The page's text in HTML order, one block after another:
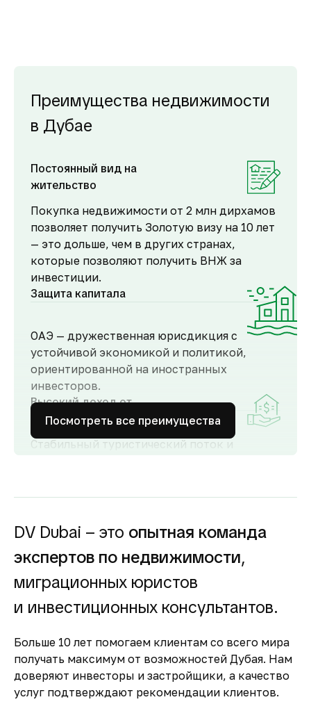
Преимущества недвижимости
в Дубае
Постоянный вид на
жительство
Покупка недвижимости от 2 млн дирхамов
позволяет получить Золотую визу на 10 лет
— это дольше, чем в других странах,
которые позволяют получить ВНЖ за
инвестиции.
Защита капитала
ОАЭ — дружественная юрисдикция с
устойчивой экономикой и политикой,
ориентированной на иностранных
инвесторов.
Высокий доход от
аренды
Стабильный туристический поток и
доходность для инвесторов как от
аренды.
строящуюся
недвижимость
Оплата за объект поступает на эскроу-счёт.
Застройщик сможет получить с него деньги
только после ввода объекта в
Комфортное и
безопасное место для
жизни
Посмотреть все преимущества
DV Dubai – это опытная команда
экспертов по недвижимости,
миграционных юристов
и инвестиционных консультантов.
Больше 10 лет помогаем клиентам со всего мира
получать максимум от возможностей Дубая. Нам
доверяют инвесторы и застройщики, а качество
услуг подтверждают рекомендации клиентов.